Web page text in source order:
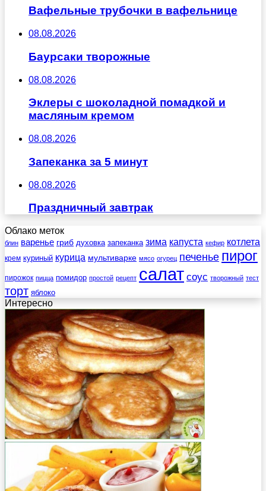
Вафельные трубочки в вафельнице
08.08.2026
Баурсаки творожные
08.08.2026
Эклеры с шоколадной помадкой и
масляным кремом
08.08.2026
Запеканка за 5 минут
08.08.2026
Праздничный завтрак
Облако меток
блин варенье гриб духовка запеканка зима капуста кефир котлета
крем куриный курица мультиварке мясо огурец печенье пирог
пирожок пицца помидор простой рецепт салат соус творожный тест
торт яблоко
Интересно